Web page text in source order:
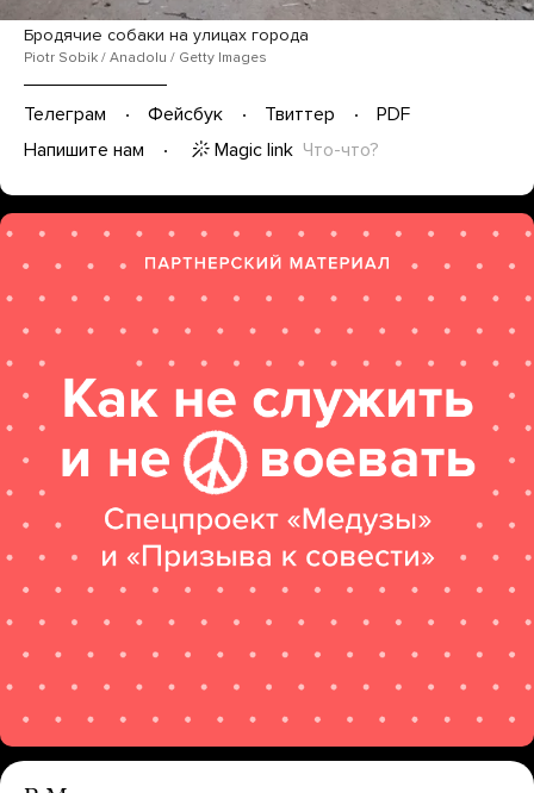
Бродячие собаки на улицах города
Piotr Sobik / Anadolu / Getty Images
Телеграм Фейсбук Твиттер
PDF
Напишите нам
Magic link Что-что?